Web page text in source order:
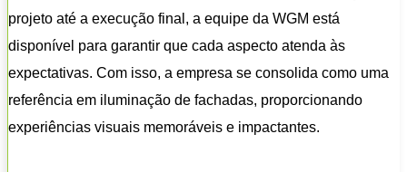
projeto até a execução final, a equipe da WGM está
disponível para garantir que cada aspecto atenda às
expectativas. Com isso, a empresa se consolida como uma
referência em iluminação de fachadas, proporcionando
experiências visuais memoráveis e impactantes.